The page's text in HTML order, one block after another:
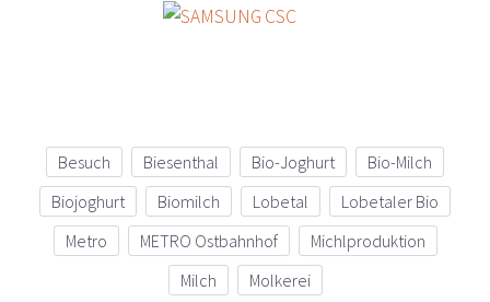
Besuch Biesenthal Bio-Joghurt
Bio-Milch
Biojoghurt
Biomilch Lobetal
Lobetaler Bio
Metro
METRO Ostbahnhof
Michlproduktion
Milch
Molkerei